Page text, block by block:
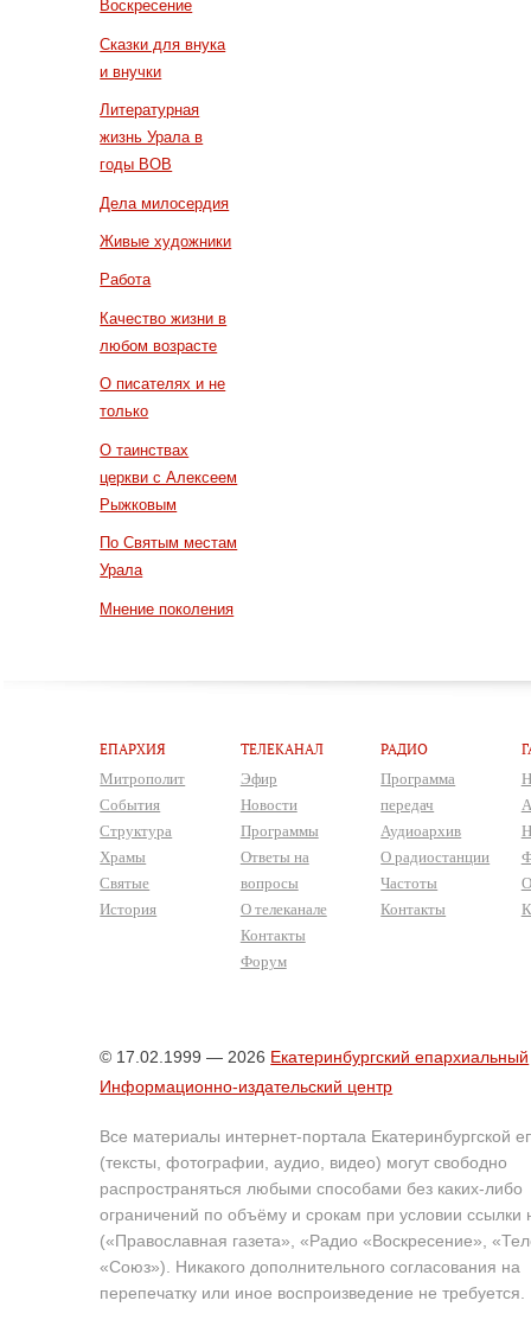
Воскресение
Сказки для внука
и внучки
Литературная
жизнь Урала в
годы ВОВ
Дела милосердия
Живые художники
Работа
Качество жизни в
любом возрасте
О писателях и не
только
О таинствах
церкви с Алексеем
Рыжковым
По Святым местам
Урала
Мнение поколения
ЕПАРХИЯ
Митрополит
События
Структура
Храмы
Святые
История
ТЕЛЕКАНАЛ
Эфир
Новости
Программы
Ответы на
вопросы
О телеканале
Контакты
Форум
РАДИО
Программа
передач
Аудиоархив
О радиостанции
Частоты
Контакты
© 17.02.1999 — 2026 Екатеринбургский епархиальный
Информационно-издательский центр
Все материалы интернет-портала Екатеринбургской
(тексты, фотографии, аудио, видео) могут свободно
распространяться любыми способами без каких-либо
ограничений по объёму и срокам при условии ссылки
(«Православная газета», «Радио «Воскресение»,
«Союз»). Никакого дополнительного согласования на
перепечатку или иное воспроизведение не требуется.